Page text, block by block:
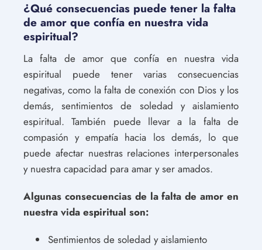
¿Qué consecuencias puede tener la falta
de amor que confía en nuestra vida
espiritual?
La falta de amor que confía en nuestra vida
espiritual puede tener varias consecuencias
negativas, como la falta de conexión con Dios y los
demás, sentimientos de soledad y aislamiento
espiritual. También puede llevar a la falta de
compasión y empatía hacia los demás, lo que
puede afectar nuestras relaciones interpersonales
y nuestra capacidad para amar y ser amados.
Algunas consecuencias de la falta de amor en
nuestra vida espiritual son:
Sentimientos de soledad y aislamiento